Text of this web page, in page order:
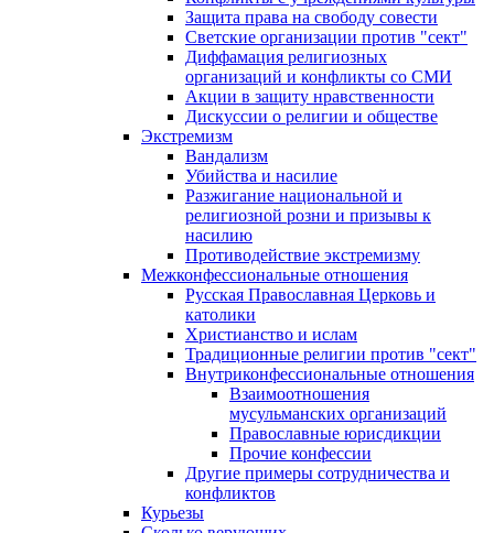
Защита права на свободу совести
Светские организации против "сект"
Диффамация религиозных
организаций и конфликты со СМИ
Акции в защиту нравственности
Дискуссии о религии и обществе
Экстремизм
Вандализм
Убийства и насилие
Разжигание национальной и
религиозной розни и призывы к
насилию
Противодействие экстремизму
Межконфессиональные отношения
Русская Православная Церковь и
католики
Христианство и ислам
Традиционные религии против "сект"
Внутриконфессиональные отношения
Взаимоотношения
мусульманских организаций
Православные юрисдикции
Прочие конфессии
Другие примеры сотрудничества и
конфликтов
Курьезы